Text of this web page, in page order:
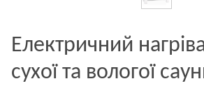
Електричний
сухої та вологої